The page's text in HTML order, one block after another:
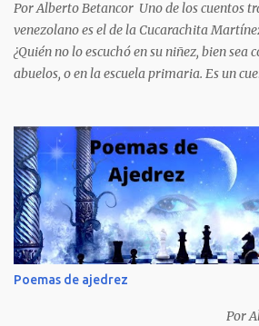
Por Alberto Betancor Uno de los cuentos
venezolano es el de la Cucarachita
¿Quién no lo escuchó en su niñez, bien sea
abuelos, o en la escuela primaria. Es un
hablaban, hace mucho, mucho tiempo,
Martínez que estaba barriendo el zaguán
cuando vio algo que brillaba, se
que veían sus ojos, era un mediecito
La recogió y se preguntó de quien sería,
nadie se la guardó en el bolsillo y siguió
podría comprar, pensó en comprar una
porque ya tenía una casa, pensó en un
la idea porque no sabía manejar
Poemas de ajedrez
Por Alberto